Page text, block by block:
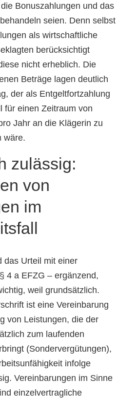
Bonuszahlungen und das
seien. Denn selbst
als wirtschaftliche
berücksichtigt
nicht erheblich. Die
Beträge lagen deutlich
der als Entgeltfortzahlung
für einen Zeitraum von
Jahr an die Klägerin zu
wäre.
zulässig:
von
im
das Urteil mit einer
4 a EFZG – ergänzend,
weil grundsätzlich.
ist eine Vereinbarung
von Leistungen, die der
zum laufenden
(Sondervergütungen),
infolge
Vereinbarungen im Sinne
einzelvertragliche